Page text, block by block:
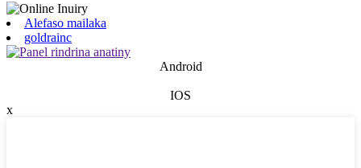
Alefaso mailaka
goldrainc
Android
IOS
x